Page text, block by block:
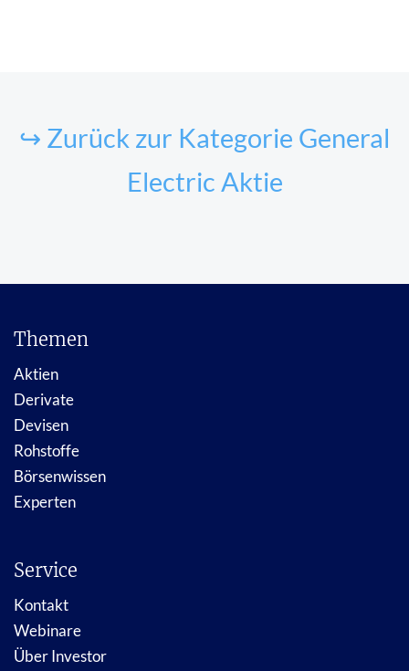
↪ Zurück zur Kategorie General
Electric Aktie
Themen
Aktien
Derivate
Devisen
Rohstoffe
Börsenwissen
Experten
Service
Kontakt
Webinare
Über Investor